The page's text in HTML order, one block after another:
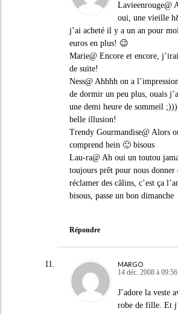
Lavieenrouge@
oui, une vieille
j’ai acheté il y a un an pour
euros en plus! 😉
Marie@ Encore et encore,
de suite!
Ness@ Ahhhh on a
de dormir un peu plus, ouais
une demi heure de sommeil
belle illusion!
Trendy Gourmandise@ Alors
comprend hein 🙂 bisous
Lau-ra@ Ah oui un toutou
toujours prêt pour nous donner
réclamer des câlins, c’est ça
bisous, passe un bon dimanche
Répondre
MARGO
14 déc. 2008 à 09:56
J’adore la veste
robe de fille. Et